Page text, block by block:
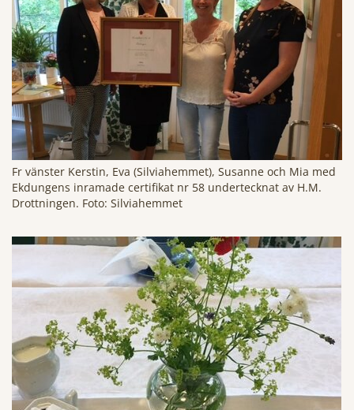
Fr vänster Kerstin, Eva (Silviahemmet), Susanne och Mia med
Ekdungens inramade certifikat nr 58 undertecknat av H.M.
Drottningen. Foto: Silviahemmet